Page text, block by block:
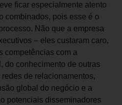
ficar especialmente atento
combinados, pois esse é o
Não que a empresa
– eles custaram caro,
competências com a
do conhecimento de outras
de relacionamentos,
global do negócio e a
potenciais disseminadores